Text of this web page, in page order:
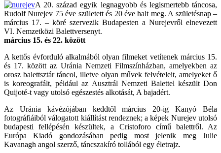
A 20. század egyik legnagyobb és legismertebb táncosa,
Rudolf Nurejev 75 éve született és 20 éve halt meg. A születésnap –
március 17. – köré szervezik Budapesten a Nurejevről elnevezett
VI. Nemzetközi Balettversenyt.
március 15. és 22. között
A kettős évforduló alkalmából olyan filmeket vetítenek március 15.
és 17. között az Uránia Nemzeti Filmszínházban, amelyekben az
orosz balettsztár táncol, illetve olyan művek felvételeit, amelyeket ő
is koreografált, például az Ausztrál Nemzeti Balettel készült Don
Quijoté-t vagy utolsó egészestés alkotását, A bajadért.
Az Uránia kávézójában keddtől március 20-ig Kanyó Béla
fotográfiáiból válogatott kiállítást rendeznek; a képek Nurejev utolsó
budapesti fellépésén készültek, a Cristoforo című balettről. Az
Európa Kiadó gondozásában pedig most jelenik meg Julie
Kavanagh angol szerző, táncszakíró tollából egy életrajz.